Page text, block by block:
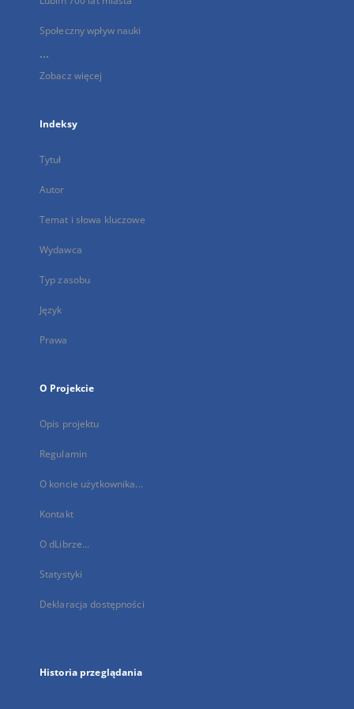
Społeczny wpływ nauki
...
Zobacz więcej
Indeksy
Tytuł
Autor
Temat i słowa kluczowe
Wydawca
Typ zasobu
Język
Prawa
O Projekcie
Opis projektu
Regulamin
O koncie użytkownika...
Kontakt
O dLibrze...
Statystyki
Deklaracja dostępności
Historia przeglądania